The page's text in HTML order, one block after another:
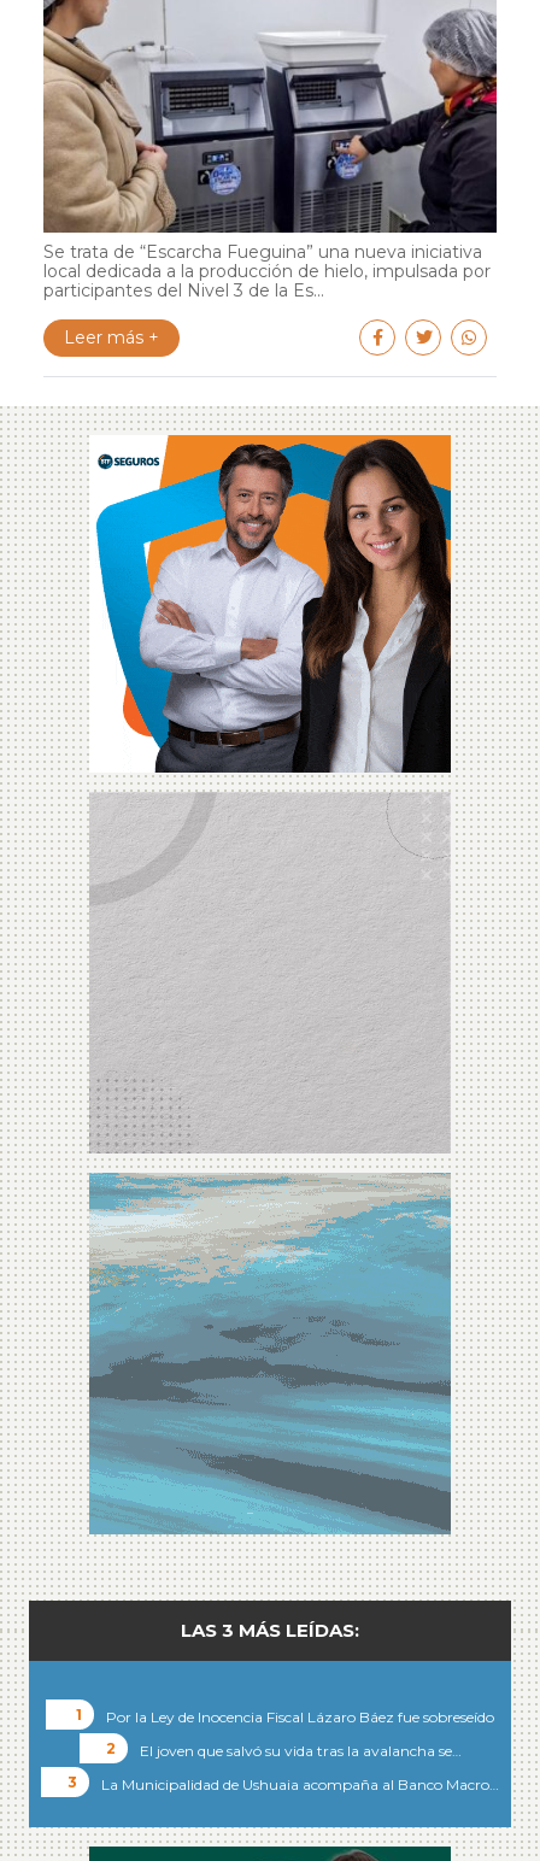
Se trata de “Escarcha Fueguina” una nueva iniciativa
local dedicada a la producción de hielo, impulsada por
participantes del Nivel 3 de la Es...
Leer más +
LAS 3 MÁS LEÍDAS:
Por la Ley de Inocencia Fiscal Lázaro Báez fue sobreseído
El joven que salvó su vida tras la avalancha se…
La Municipalidad de Ushuaia acompaña al Banco Macro…